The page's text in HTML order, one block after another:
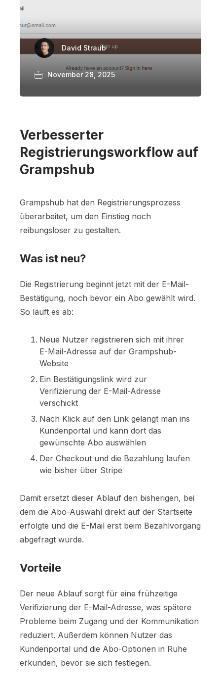
David Straub
November 28, 2025
Verbesserter
Registrierungsworkflow auf
Grampshub
Grampshub hat den Registrierungsprozess
überarbeitet, um den Einstieg noch
reibungsloser zu gestalten.
Was ist neu?
Die Registrierung beginnt jetzt mit der E-Mail-
Bestätigung, noch bevor ein Abo gewählt wird.
So läuft es ab:
Neue Nutzer registrieren sich mit ihrer
E-Mail-Adresse auf der Grampshub-
Website
Ein Bestätigungslink wird zur
Verifizierung der E-Mail-Adresse
verschickt
Nach Klick auf den Link gelangt man ins
Kundenportal und kann dort das
gewünschte Abo auswählen
Der Checkout und die Bezahlung laufen
wie bisher über Stripe
Damit ersetzt dieser Ablauf den bisherigen, bei
dem die Abo-Auswahl direkt auf der Startseite
erfolgte und die E-Mail erst beim Bezahlvorgang
abgefragt wurde.
Vorteile
Der neue Ablauf sorgt für eine frühzeitige
Verifizierung der E-Mail-Adresse, was spätere
Probleme beim Zugang und der Kommunikation
reduziert. Außerdem können Nutzer das
Kundenportal und die Abo-Optionen in Ruhe
erkunden, bevor sie sich festlegen.